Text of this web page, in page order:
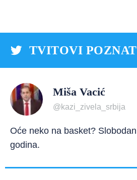
TVITOVI
Miša Vacić
@kazi_zivela_srbija
Oće neko na basket?
godina.